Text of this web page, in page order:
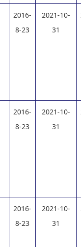
2016-
8-23
2021-10-
31
2016-
8-23
2021-10-
31
2016-
8-23
2021-10-
31